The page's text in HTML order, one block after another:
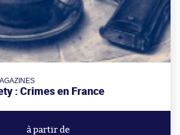
: Crimes en France
à partir de